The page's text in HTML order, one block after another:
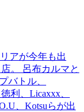
アが今年も出
。 呂布カルマと
バトル、
利、Licaxxx、
、Kotsuらが出